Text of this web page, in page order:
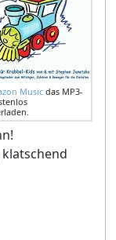
Musicdas MP3-